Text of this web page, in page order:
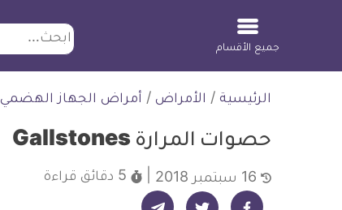
ابحث
جميع الأقسام
الرئيسية / الأمراض / أمراض الجهاز الهضمي
حصوات المرارة Gallstones
5 دقائق قراءة
شارك على فيسبوك - ديلي ميديكال انفو شارك على تويتر - ديلي ميديكال انفو شارك على تيليجرام - ديلي ميديكال انفو